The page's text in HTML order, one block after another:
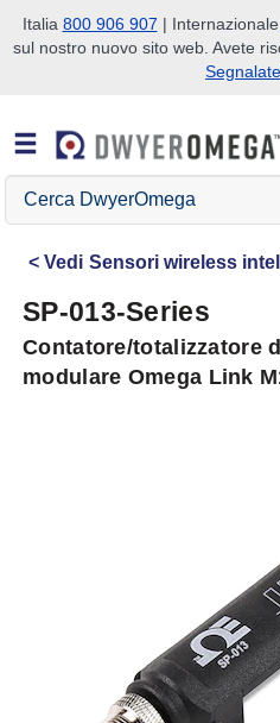
Salta alla ricerca
Salta al contenuto principale
Salta alla navigazione
Italia 800 906 907 | Internazionale
sul nostro nuovo sito web. Avete
Cerca
DwyerOmega
Vedi Sensori wireless
SP-013-Series
Contatore/totalizzatore
modulare Omega Link